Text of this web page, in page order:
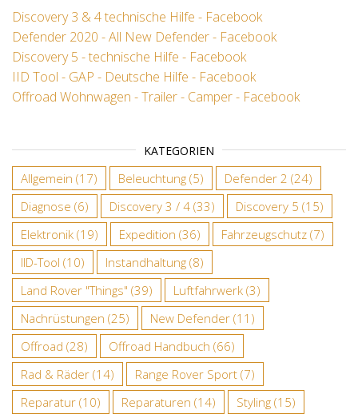
Discovery 3 & 4 technische Hilfe - Facebook
Defender 2020 - All New Defender - Facebook
Discovery 5 - technische Hilfe - Facebook
IID Tool - GAP - Deutsche Hilfe - Facebook
Offroad Wohnwagen - Trailer - Camper - Facebook
KATEGORIEN
Allgemein (17) Beleuchtung (5) Defender 2 (24)
Diagnose (6) Discovery 3 / 4 (33) Discovery 5 (15)
Elektronik (19) Expedition (36) Fahrzeugschutz (7)
IID-Tool (10) Instandhaltung (8)
Land Rover "Things" (39) Luftfahrwerk (3)
Nachrüstungen (25) New Defender (11)
Offroad (28) Offroad Handbuch (66)
Rad & Räder (14) Range Rover Sport (7)
Reparatur (10) Reparaturen (14) Styling (15)